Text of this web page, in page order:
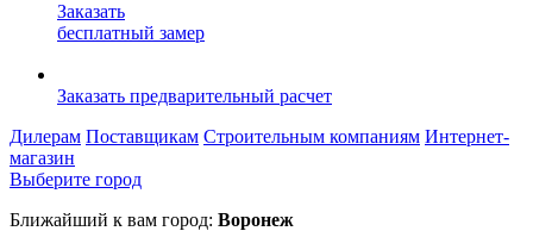
Заказать
бесплатный замер
Заказать предварительный расчет
Дилерам Поставщикам Строительным компаниям Интернет-
магазин
Выберите город
Ближайший к вам город: Воронеж